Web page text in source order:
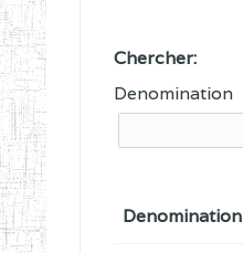
Chercher:
Denomination
Denomination